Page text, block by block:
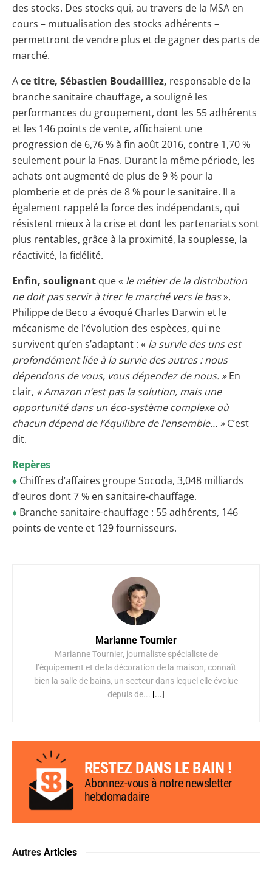
des stocks. Des stocks qui, au travers de la MSA en
cours – mutualisation des stocks adhérents –
permettront de vendre plus et de gagner des parts de
marché.
Ace titre, Sébastien Boudailliez, responsable de la
branche sanitaire chauffage, a souligné les
performances du groupement, dont les 55 adhérents
et les 146 points de vente, affichaient une
progression de 6,76 % à fin août 2016, contre 1,70 %
seulement pour la Fnas. Durant la même période, les
achats ont augmenté de plus de 9 % pour la
plomberie et de près de 8 % pour le sanitaire. Il a
également rappelé la force des indépendants, qui
résistent mieux à la crise et dont les partenariats sont
plus rentables, grâce à la proximité, la souplesse, la
réactivité, la fidélité.
Enfin, soulignant que « le métier de la distribution
ne doit pas servir à tirer le marché vers le bas»,
Philippe de Beco a évoqué Charles Darwin et le
mécanisme de l’évolution des espèces, qui ne
survivent qu’en s’adaptant : « la survie des uns est
profondément liée à la survie des autres : nous
dépendons de vous, vous dépendez de nous. »En
clair, « Amazon n’est pas la solution, mais une
opportunité dans un éco-système complexe où
chacun dépend de l’équilibre de l’ensemble… »C’est
dit.
Repères
♦ Chiffres d’affaires groupe Socoda, 3,048 milliards
d’euros dont 7 % en sanitaire-chauffage.
♦ Branche sanitaire-chauffage : 55 adhérents, 146
points de vente et 129 fournisseurs.
Marianne Tournier
Marianne Tournier, journaliste spécialiste de
l’équipement et de la décoration de la maison, connaît
bien la salle de bains, un secteur dans lequel elle évolue
depuis de... [...]
RESTEZ DANS LE BAIN !
Abonnez-vous à notre newsletter
hebdomadaire
Autres Articles